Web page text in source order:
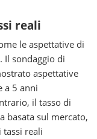
reali
le aspettative di
Il sondaggio di
aspettative
a 5 anni
il tasso di
basata sul mercato,
reali